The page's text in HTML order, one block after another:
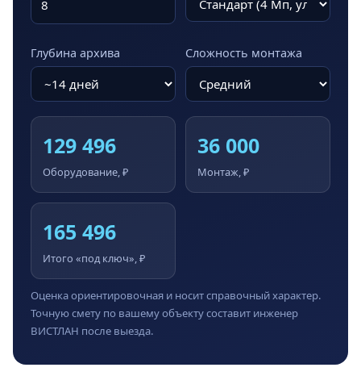
Глубина архива Сложность монтажа
129 496
Оборудование, ₽
36 000
Монтаж, ₽
165 496
Итого «под ключ», ₽
Оценка ориентировочная и носит справочный характер.
Точную смету по вашему объекту составит инженер
ВИСТЛАН после выезда.